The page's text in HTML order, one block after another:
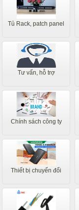
Tủ Rack, patch panel
Tư vấn, hỗ trợ
Chính sách công ty
Thiết bị chuyển đổi